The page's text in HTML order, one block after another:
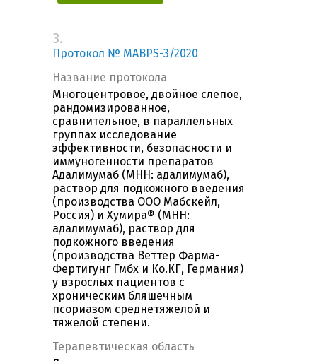
3.
Протокол № MABPS-3/2020
Название протокола
Многоцентровое, двойное слепое,
рандомизированное,
сравнительное, в параллельных
группах исследование
эффективности, безопасности и
иммуногенности препаратов
Адалимумаб (МНН: адалимумаб),
раствор для подкожного введения
(производства ООО Мабскейл,
Россия) и Хумира® (МНН:
адалимумаб), раствор для
подкожного введения
(производства Веттер Фарма-
Фертигунг Гмбх и Ко.КГ, Германия)
у взрослых пациентов с
хроническим бляшечным
псориазом среднетяжелой и
тяжелой степени.
Терапевтическая область